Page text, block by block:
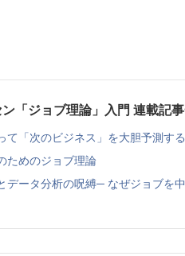
「ジョブ理論」入門 連載記
て「次のビジネス」を大胆予測する
ためのジョブ理論
データ分析の呪縛─ なぜジョブを